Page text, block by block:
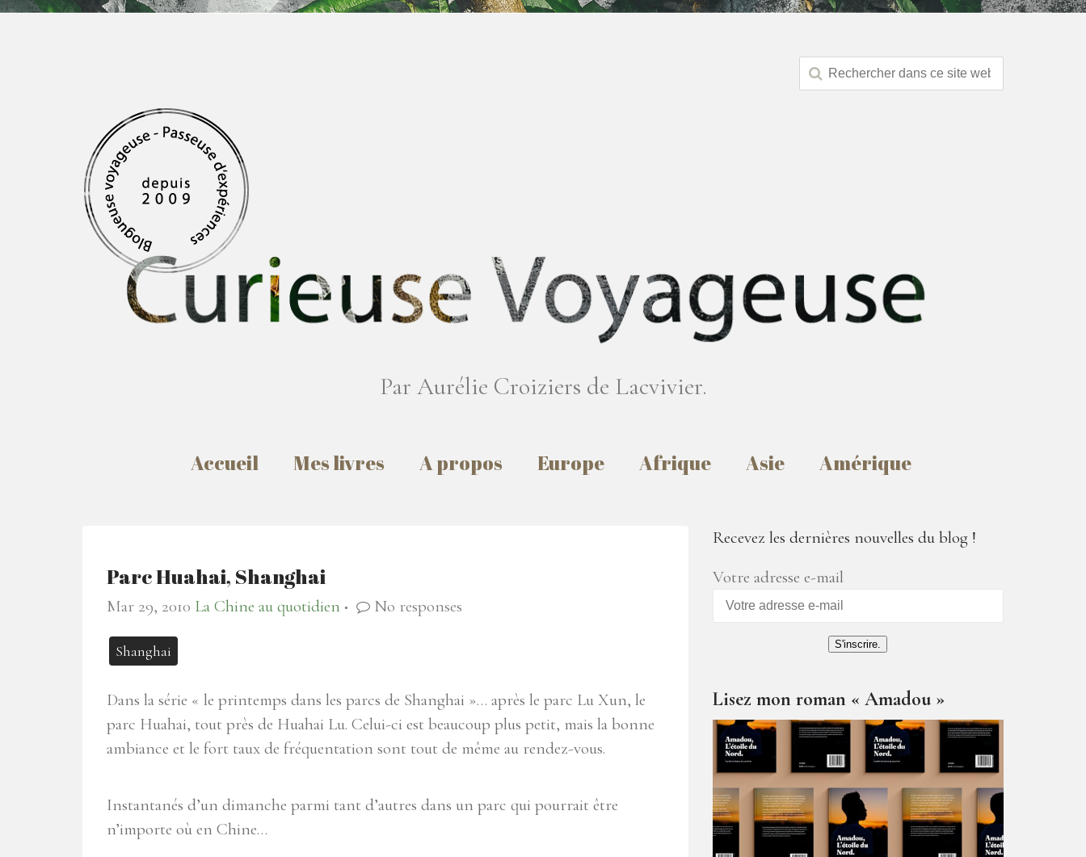
Par Aurélie Croiziers de Lacvivier.
Accueil Mes livres A propos Europe Afrique Asie Amérique
Parc Huahai, Shanghai
Mar 29, 2010 La Chine au quotidien ● No responses
Shanghai
Dans la série « le printemps dans les parcs de Shanghai »… après le parc Lu Xun, le
parc Huahai, tout près de Huahai Lu. Celui-ci est beaucoup plus petit, mais la bonne
ambiance et le fort taux de fréquentation sont tout de même au rendez-vous.
Instantanés d’un dimanche parmi tant d’autres dans un parc qui pourrait être
n’importe où en Chine…
Recevez les dernières nouvelles du blog !
Votre adresse e-mail
S'inscrire.
Lisez mon roman « Amadou »